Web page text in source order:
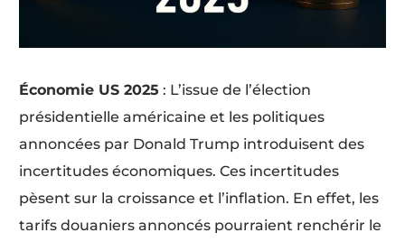
Économie US 2025 : L’issue de l’élection
présidentielle américaine et les politiques
annoncées par Donald Trump introduisent des
incertitudes économiques. Ces incertitudes
pèsent sur la croissance et l’inflation. En effet, les
tarifs douaniers annoncés pourraient renchérir le